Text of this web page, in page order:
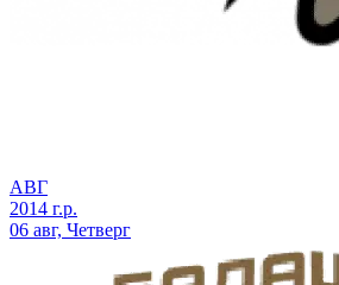
АВГ
2014 г.р.
06 авг, Четверг